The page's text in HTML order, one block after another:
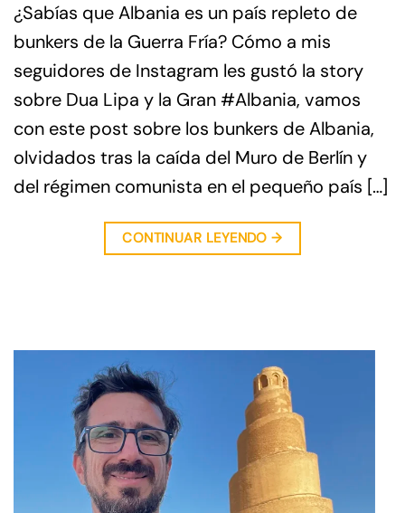
¿Sabías que Albania es un país repleto de
bunkers de la Guerra Fría? Cómo a mis
seguidores de Instagram les gustó la story
sobre Dua Lipa y la Gran #Albania, vamos
con este post sobre los bunkers de Albania,
olvidados tras la caída del Muro de Berlín y
del régimen comunista en el pequeño país […]
CONTINUAR LEYENDO→